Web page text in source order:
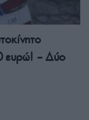
ευρώ! – Δύο